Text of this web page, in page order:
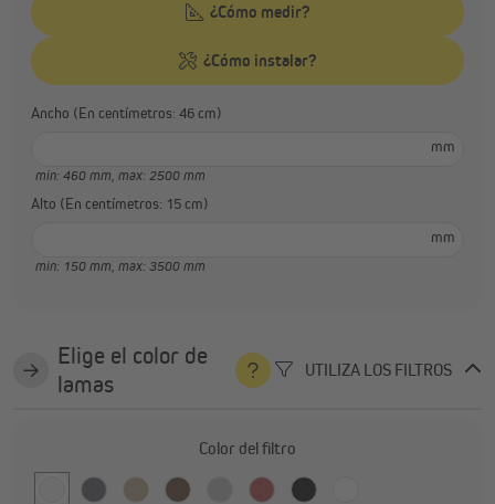
¿Cómo medir?
¿Cómo instalar?
Ancho (En centímetros: 46 cm)
mm
min: 460 mm, max: 2500 mm
Alto (En centímetros: 15 cm)
mm
min: 150 mm, max: 3500 mm
Elige el color de
lamas
UTILIZA LOS FILTROS
Color del filtro